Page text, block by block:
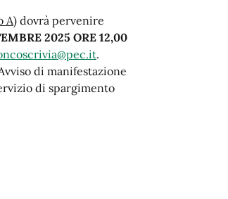
A) dovrà pervenire
2025 ORE 12,00
.
di manifestazione
di spargimento